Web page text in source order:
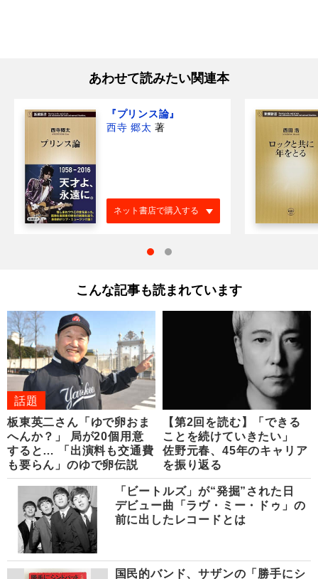
あわせて読みたい関連本
『プリンス論』
西寺 郷太 著
ネット書店で購入する
こんな記事も読まれています
話題
板東英二さん「ゆで卵おま
へんか？」 局が20個用意
すると… 「出演料も交通費
も要らん」のゆで卵伝説
【第2回を読む】「できる
ことを続けていきたい」
佐野元春、45年のキャリア
を振り返る
「ビートルズ」が“発掘”された日
デビュー曲「ラヴ・ミー・ドゥ」の
前に出したレコードとは
国民的バンド、サザンの「勝手にシ